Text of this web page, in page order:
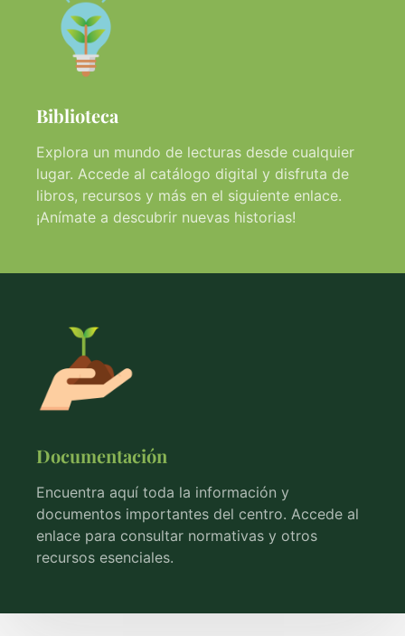
Biblioteca
Explora un mundo de lecturas desde cualquier
lugar. Accede al catálogo digital y disfruta de
libros, recursos y más en el siguiente enlace.
¡Anímate a descubrir nuevas historias!
Documentación
Encuentra aquí toda la información y
documentos importantes del centro. Accede al
enlace para consultar normativas y otros
recursos esenciales.